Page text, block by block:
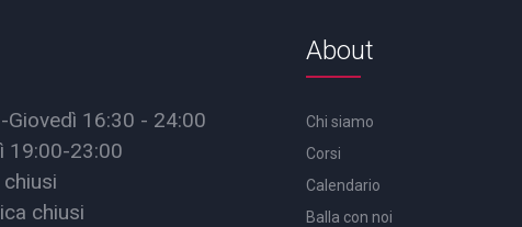
Giovedì 16:30 - 24:00
19:00-23:00
chiusi
About
Chi siamo
Corsi
Calendario
Balla con noi